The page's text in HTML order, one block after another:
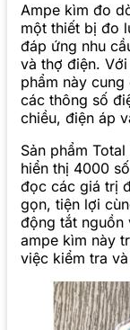
Ampe kìm đo
một thiết bị đo
đáp ứng nhu
và thợ điện. Với
phẩm này
các thông số
chiều, điện áp
Sản phẩm
hiển thị 4000
đọc các giá trị
gọn, tiện lợi
động tắt nguồn
ampe kìm này
việc kiểm tra